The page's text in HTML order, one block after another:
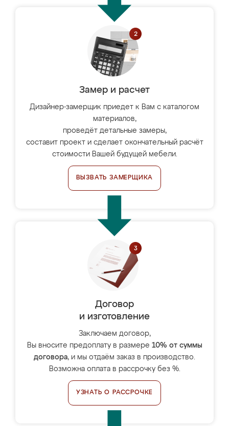
Замер и расчет
Дизайнер-замерщик приедет к Вам с каталогом
материалов,
проведёт детальные замеры,
составит проект и сделает окончательный расчёт
стоимости Вашей будущей мебели.
ВЫЗВАТЬ ЗАМЕРЩИКА
Договор
и изготовление
Заключаем договор,
Вы вносите предоплату в размере 10% от суммы
договора, и мы отдаём заказ в производство.
Возможна оплата в рассрочку без %.
УЗНАТЬ О РАССРОЧКЕ